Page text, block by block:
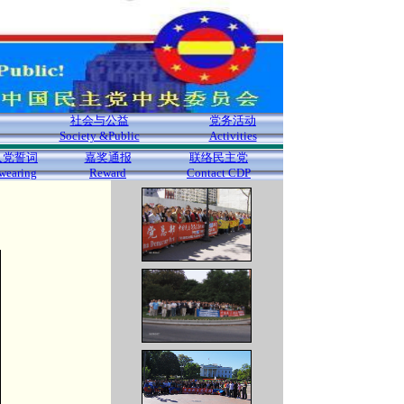
社会与公益
Society &Public
党务活动
Activities
党誓词
嘉奖通报
Reward
联络民主党
Contact CDP